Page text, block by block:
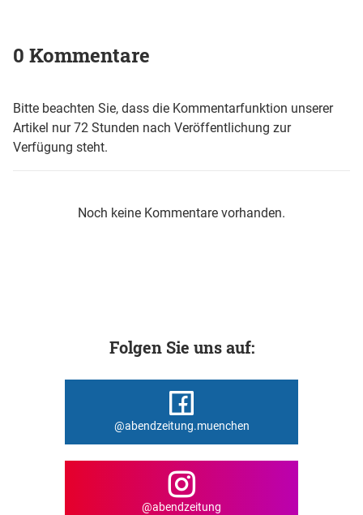
0 Kommentare
Bitte beachten Sie, dass die Kommentarfunktion unserer
Artikel nur 72 Stunden nach Veröffentlichung zur
Verfügung steht.
Noch keine Kommentare vorhanden.
Folgen Sie uns auf:
@abendzeitung.muenchen
@abendzeitung